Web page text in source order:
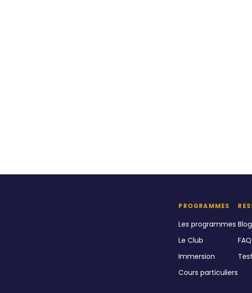
PROGRAMMES
Les programmes
Le Club
Immersion
Cours particuliers
Blog
FAQ